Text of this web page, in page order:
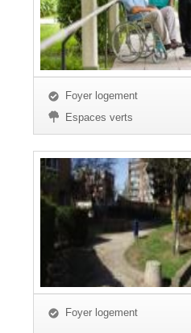
Foyer logement
Espaces verts
Foyer logement